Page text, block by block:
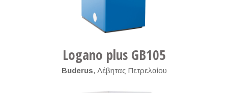
Logano plus GB105
Buderus, Λέβητας Πετρελαίου